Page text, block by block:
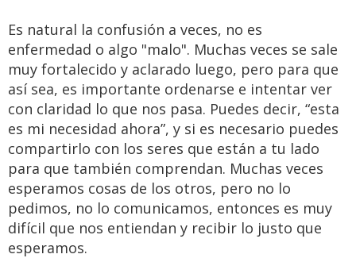
Es natural la confusión a veces, no es
enfermedad o algo "malo". Muchas veces se sale
muy fortalecido y aclarado luego, pero para que
así sea, es importante ordenarse e intentar ver
con claridad lo que nos pasa. Puedes decir, “esta
es mi necesidad ahora”, y si es necesario puedes
compartirlo con los seres que están a tu lado
para que también comprendan. Muchas veces
esperamos cosas de los otros, pero no lo
pedimos, no lo comunicamos, entonces es muy
difícil que nos entiendan y recibir lo justo que
esperamos.